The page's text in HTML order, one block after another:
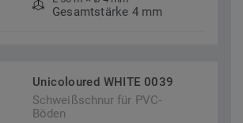
Gesamtstärke 4 mm
Unicoloured WHITE 0039
Schweißschnur für PVC-
Böden